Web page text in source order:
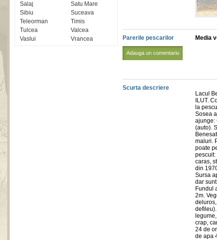
Salaj
Satu Mare
Sibiu
Suceava
Teleorman
Timis
Tulcea
Valcea
Vaslui
Vrancea Parerile pescarilor
Adauga un comentariu
Media
Scurta descriere
Lacul
ILUT.
la
Sosea
ajunge:
(auto).
maluri.
poate
pescuit:
caras,
din
Sursa
dar
Fundul
2m.
crap,
24 de
de apa